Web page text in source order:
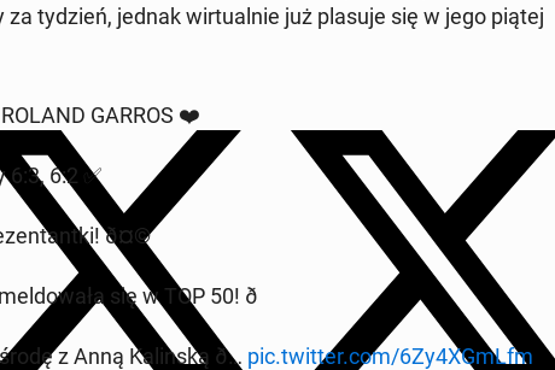
tydzień, jednak wir­tu­al­nie już plasuje się w jego piątej
GARROS ❤️
6:2 ✅
ð¤©
się w TOP 50! ð
z Anną Ka­lin­ską ð… pic.twitter.com/6Zy4XGmLfm